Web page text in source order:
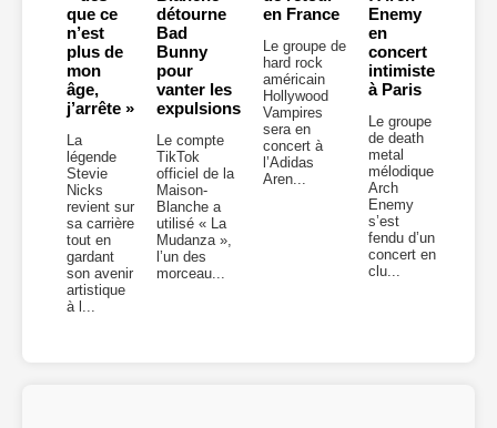
que ce
n’est
plus de
mon
âge,
j’arrête »
La
légende
Stevie
Nicks
revient sur
sa carrière
tout en
gardant
son avenir
artistique
à l...
détourne
Bad
Bunny
pour
vanter les
expulsions
Le compte
TikTok
officiel de la
Maison-
Blanche a
utilisé « La
Mudanza »,
l’un des
morceau...
en France
Le groupe de
hard rock
américain
Hollywood
Vampires
sera en
concert à
l’Adidas
Aren...
Enemy
en
concert
intimiste
à Paris
Le groupe
de death
metal
mélodique
Arch
Enemy
s’est
fendu d’un
concert en
clu...